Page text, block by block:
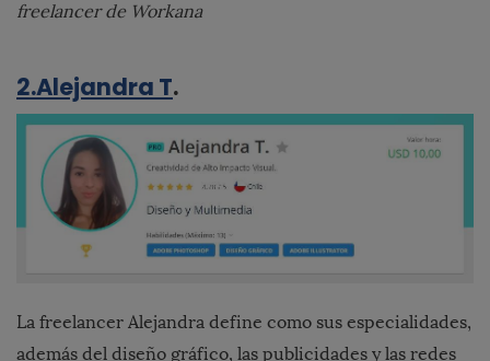
freelancer de Workana
2.Alejandra T.
La freelancer Alejandra define como sus especialidades,
además del diseño gráfico, las publicidades y las redes